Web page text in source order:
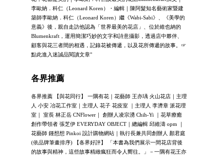
李歐納．科仁（Leonard Koren）・編輯｜陳阿髮知名藝術家暨建
築師李歐納．科仁（Leonard Koren）繼《Wabi-Sabi》、《美學的
意義》後，親自走訪他認為「世界最美的花店」、位於維也納的
Blumenkraft，運用簡潔巧妙的文字和詩意攝影，透過店中夥伴、
顧客與花三者間的相遇，記錄花被傳遞，以及花所傳遞的故事。☞
點此進入迷誠品閱讀文章"
各界推薦
各界推薦 【與花同行】 一隅有花｜花藝師 王亦瑀 火山花店｜主理
人 小安 冶花工作室｜主理人 花子 花疫室 ｜主理人 李濟章 派花理
室｜ 室長 林正岳 CNFlower｜ 創辦人凌宗湧 Chih-Yi ｜花草療癒
創作帶領者 張芝伊 EVERYDAY OBJECT｜總編輯 邱維濤 opm ｜
花藝師 鍾想想 Pinkoi 設計購物網站｜執行長兼共同創辦人 顏君庭
(依品牌筆畫排序) 【各界好評】 「本書為我們展示一間花店背後
的故事與精神，這些故事精緻瘋狂而令人嚮往。」－一隅有花王亦